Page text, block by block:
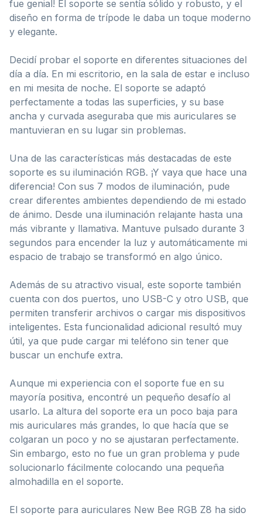
fue genial! El soporte se sentía sólido y robusto, y el
diseño en forma de trípode le daba un toque moderno
y elegante.
Decidí probar el soporte en diferentes situaciones del
día a día. En mi escritorio, en la sala de estar e incluso
en mi mesita de noche. El soporte se adaptó
perfectamente a todas las superficies, y su base
ancha y curvada aseguraba que mis auriculares se
mantuvieran en su lugar sin problemas.
Una de las características más destacadas de este
soporte es su iluminación RGB. ¡Y vaya que hace una
diferencia! Con sus 7 modos de iluminación, pude
crear diferentes ambientes dependiendo de mi estado
de ánimo. Desde una iluminación relajante hasta una
más vibrante y llamativa. Mantuve pulsado durante 3
segundos para encender la luz y automáticamente mi
espacio de trabajo se transformó en algo único.
Además de su atractivo visual, este soporte también
cuenta con dos puertos, uno USB-C y otro USB, que
permiten transferir archivos o cargar mis dispositivos
inteligentes. Esta funcionalidad adicional resultó muy
útil, ya que pude cargar mi teléfono sin tener que
buscar un enchufe extra.
Aunque mi experiencia con el soporte fue en su
mayoría positiva, encontré un pequeño desafío al
usarlo. La altura del soporte era un poco baja para
mis auriculares más grandes, lo que hacía que se
colgaran un poco y no se ajustaran perfectamente.
Sin embargo, esto no fue un gran problema y pude
solucionarlo fácilmente colocando una pequeña
almohadilla en el soporte.
El soporte para auriculares New Bee RGB Z8 ha sido